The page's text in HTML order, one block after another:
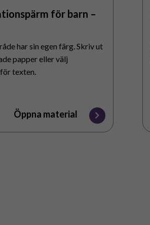
för barn –
har sin egen färg. Skriv ut
papper eller välj
texten.
Öppna material